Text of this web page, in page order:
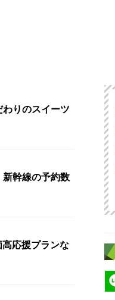
りのスイーツ
幹線の予約数
応援プランな